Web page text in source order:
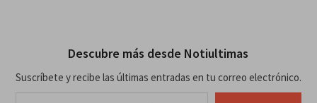
Descubre más desde Notiultimas
Suscríbete y recibe las últimas entradas en tu correo electrónico.